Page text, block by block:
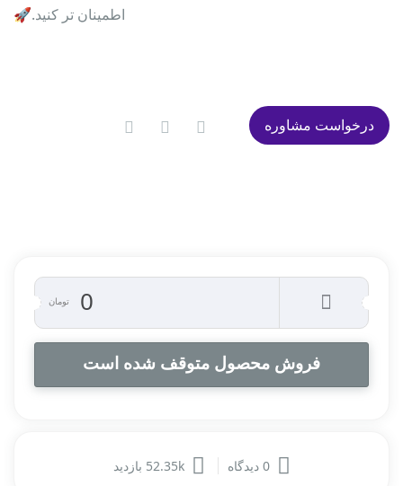
اطمینان‌ تر کنید.🚀
درخواست مشاوره
0 تومان
فروش محصول متوقف شده است
0 دیدگاه 52.35k بازدید